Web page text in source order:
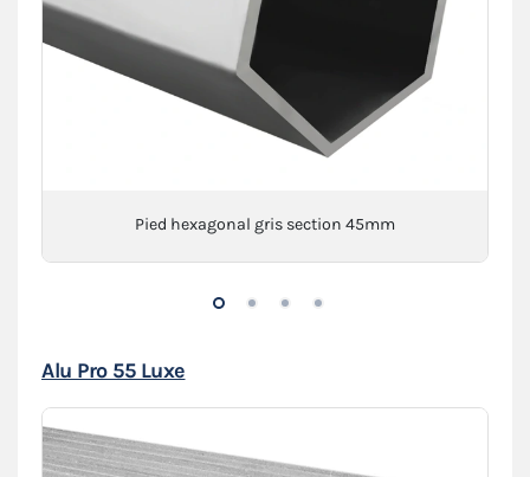
Pied hexagonal gris section 45mm
Alu Pro 55 Luxe